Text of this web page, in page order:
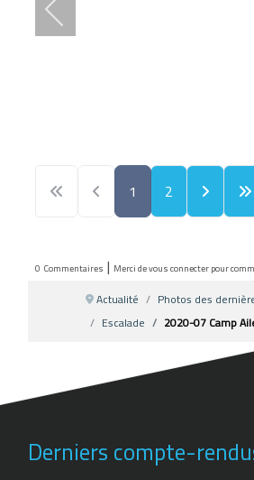
1 2
0 Commentaires | Merci de vous connecter pour
Actualité
Photos des
Escalade
2020-07 Camp
Derniers compte-